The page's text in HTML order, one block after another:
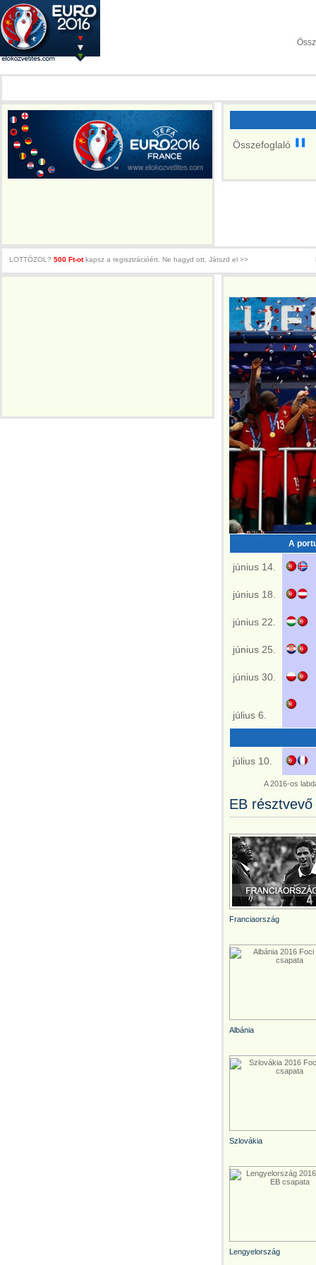
Összefoglaló
LOTTÓZOL? 500 Ft-otkapsz a regisztrációért. Ne hagyd ott, Játszd el >>
A
június 14.
június 18.
június 22.
június 25.
június 30.
július 6.
július 10.
A 2016-os
EB
Franciaország
Albánia
Szlovákia
Lengyelország